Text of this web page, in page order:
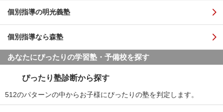
個別指導の明光義塾
個別指導なら森塾
あなたにぴったりの学習塾・予備校を探す
ぴったり塾診断から探す
512のパターンの中からお子様にぴったりの塾を判定します。